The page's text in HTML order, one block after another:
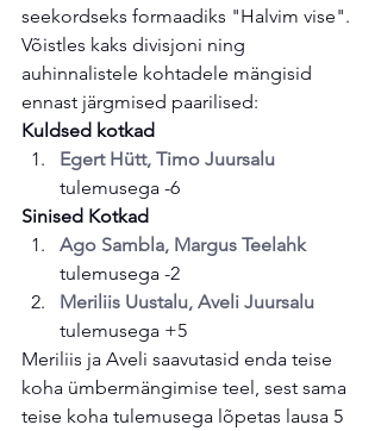
seekordseks formaadiks "Halvim vise".
Võistles kaks divisjoni ning
auhinnalistele kohtadele mängisid
ennast järgmised paarilised:
Kuldsed kotkad
Egert Hütt, Timo Juursalu
tulemusega -6
Sinised Kotkad
Ago Sambla, Margus Teelahk
tulemusega -2
Meriliis Uustalu, Aveli Juursalu
tulemusega +5
Meriliis ja Aveli saavutasid enda teise
koha ümbermängimise teel, sest sama
teise koha tulemusega lõpetas lausa 5